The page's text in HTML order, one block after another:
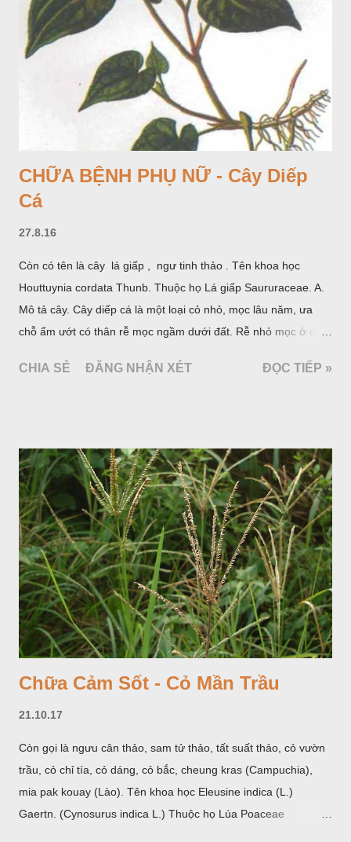
CHỮA BỆNH PHỤ NỮ - Cây Diếp
Cá
27.8.16
Còn có tên là cây lá giấp , ngư tinh thảo . Tên khoa học
Houttuynia cordata Thunb. Thuộc họ Lá giấp Saururaceae. A.
Mô tả cây. Cây diếp cá là một loại cỏ nhỏ, mọc lâu năm, ưa
chỗ ẩm ướt có thân rễ mọc ngầm dưới đất. Rễ nhỏ mọc ở các
cách, hình tim, đầu lá, hơi nhọn hay nhọn hẳn. Hoa nhỏ màu
cá. Hoa nở về mùa hạ vào các tháng 5-8. (Hình dưới).
CHIA SẺ ĐĂNG NHẬN XÉT ĐỌC TIẾP »
Chữa Cảm Sốt - Cỏ Mần Trầu
21.10.17
Còn gọi là ngưu cân thảo, sam tử thảo, tất suất thảo, cỏ vườn
trầu, cỏ chỉ tía, cỏ dáng, cỏ bắc, cheung kras (Campuchia),
mia pak kouay (Lào). Tên khoa học Eleusine indica (L.)
Gaertn. (Cynosurus indica L.) Thuộc họ Lúa Poaceae